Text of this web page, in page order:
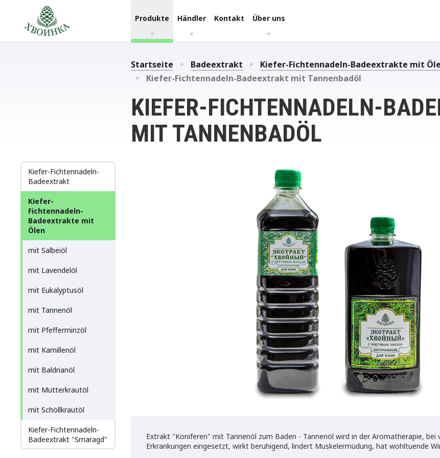
Produkte Händler Kontakt Über uns
Startseite Badeextrakt
Kiefer-Fichtennadeln-Badeextrakte mit
Kiefer-Fichtennadeln-Badeextrakt mit Tannenbadöl
KIEFER-FICHTENNADELN-
MIT TANNENBADÖL
Kiefer-Fichtennadeln-
Badeextrakt
Kiefer-
Fichtennadeln-
Badeextrakte mit
Ölen
mit Salbeiöl
mit Lavendelöl
mit Eukalyptusöl
mit Tannenöl
mit Pfefferminzöl
mit Kamillenöl
mit Baldrianöl
mit Mutterkrautöl
mit Schöllkrautöl
Kiefer-Fichtennadeln-
Badeextrakt "Smaragd"
Extrakt "Koniferen" mit Tannenöl zum Baden - Tannenöl wird in der Aromatherapie, bei
Erkrankungen eingesetzt, wirkt beruhigend, lindert Muskelermüdung, hat wohltuende